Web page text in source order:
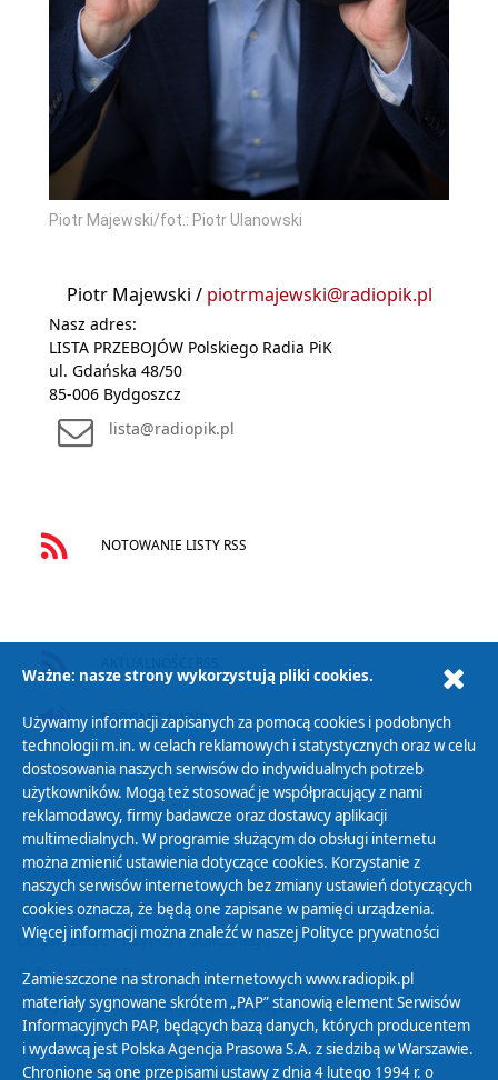
Piotr Majewski/fot.: Piotr Ulanowski
Piotr Majewski / piotrmajewski@radiopik.pl
Nasz adres:
LISTA PRZEBOJÓW Polskiego Radia PiK
ul. Gdańska 48/50
85-006 Bydgoszcz
lista@radiopik.pl
NOTOWANIE LISTY RSS
PODCAST AUDIO
Polityka Prywatności
Zasady korzystania z Serwisu
Organizacje Pożytku Publicznego
Cyfryzacja DAB+
Polityka ochrony danych osobowych
Abonament
Zamówienia publiczne
Ważne: nasze strony wykorzystują pliki cookies.
Używamy informacji zapisanych za pomocą cookies i podobnych
technologii m.in. w celach reklamowych i statystycznych oraz w celu
dostosowania naszych serwisów do indywidualnych potrzeb
użytkowników. Mogą też stosować je współpracujący z nami
reklamodawcy, firmy badawcze oraz dostawcy aplikacji
multimedialnych. W programie służącym do obsługi internetu
można zmienić ustawienia dotyczące cookies. Korzystanie z
naszych serwisów internetowych bez zmiany ustawień dotyczących
cookies oznacza, że będą one zapisane w pamięci urządzenia.
Więcej informacji można znaleźć w naszej Polityce prywatności
Zamieszczone na stronach internetowych www.radiopik.pl
materiały sygnowane skrótem „PAP” stanowią element Serwisów
Informacyjnych PAP, będących bazą danych, których producentem
i wydawcą jest Polska Agencja Prasowa S.A. z siedzibą w Warszawie.
Chronione są one przepisami ustawy z dnia 4 lutego 1994 r. o